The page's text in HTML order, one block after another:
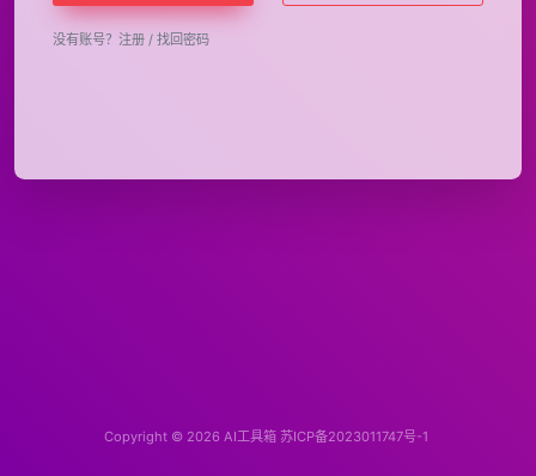
没有账号？ 注册 / 找回密码
Copyright © 2026 AI工具箱 苏ICP备2023011747号-1